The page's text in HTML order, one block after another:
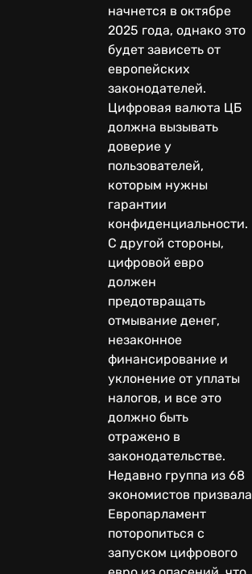
начнется в октябре
2025 года, однако это
будет зависеть от
европейских
законодателей.
Цифровая валюта ЦБ
должна вызывать
доверие у
пользователей,
которым нужны
гарантии
конфиденциальности.
С другой стороны,
цифровой евро
должен
предотвращать
отмывание денег,
незаконное
финансирование и
уклонение от уплаты
налогов, и все это
должно быть
отражено в
законодательстве.
Недавно группа из 68
экономистов призвала
Европарламент
поторопиться с
запуском цифрового